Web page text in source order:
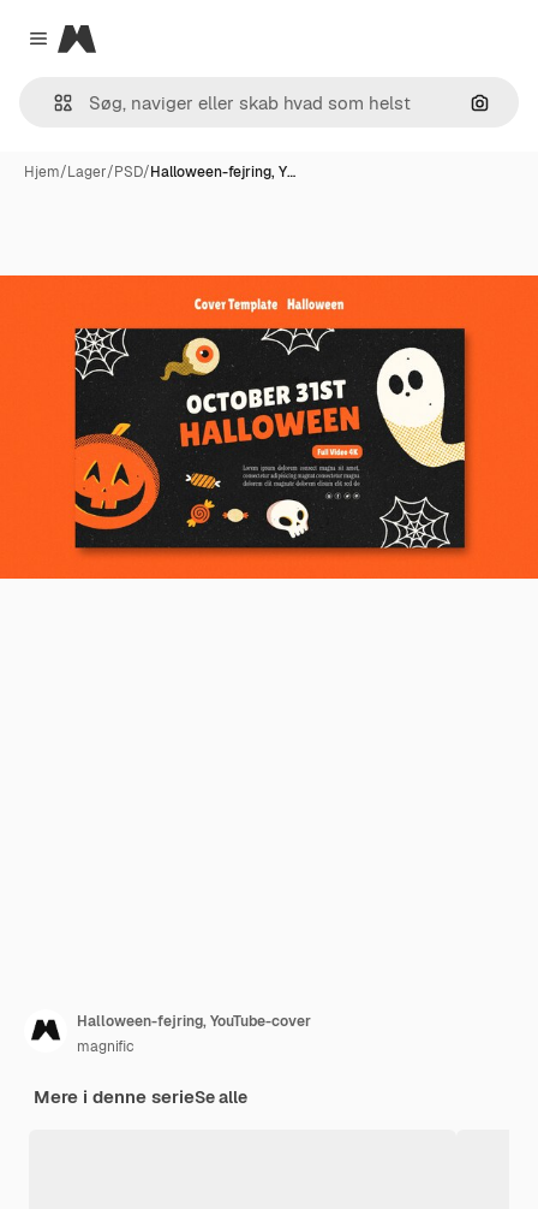
Close menu
Magnific
Søg
Hjem/Lager/PSD/Halloween-fejring, Y…
Halloween-fejring, YouTube-cover
magnific
Mere i denne serieSe alle